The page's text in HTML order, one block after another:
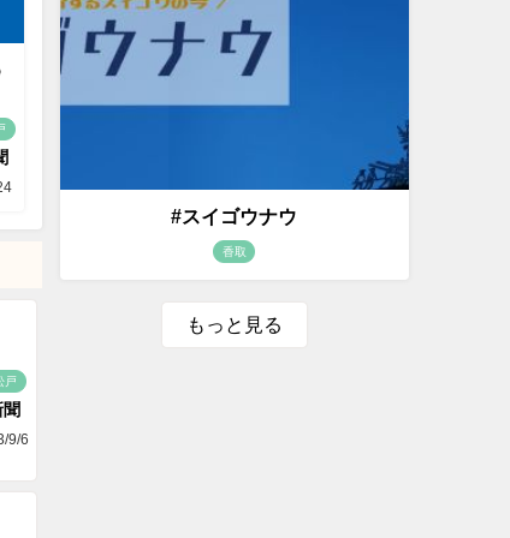
戸
9/6
#スイゴウナウ
香取
もっと見る